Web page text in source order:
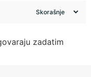
zadatim